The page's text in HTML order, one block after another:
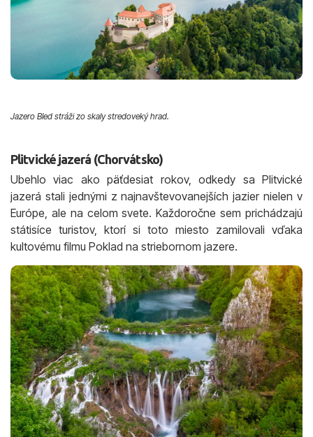
Jazero Bled stráži zo skaly stredoveký hrad.
Plitvické jazerá (Chorvátsko)
Ubehlo viac ako päťdesiat rokov, odkedy sa Plitvické
jazerá stali jednými z najnavštevovanejších jazier nielen v
Európe, ale na celom svete. Každoročne sem prichádzajú
státisíce turistov, ktorí si toto miesto zamilovali vďaka
kultovému filmu Poklad na striebornom jazere.